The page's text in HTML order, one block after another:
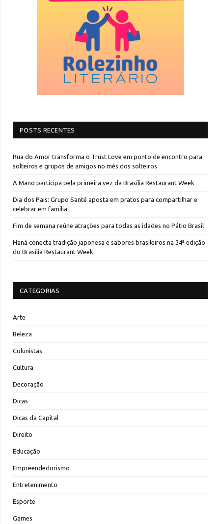
POSTS RECENTES
Rua do Amor transforma o Trust Love em ponto de encontro para
solteiros e grupos de amigos no mês dos solteiros
A Mano participa pela primeira vez da Brasília Restaurant Week
Dia dos Pais: Grupo Santé aposta em pratos para compartilhar e
celebrar em família
Fim de semana reúne atrações para todas as idades no Pátio Brasil
Haná conecta tradição japonesa e sabores brasileiros na 34ª edição
do Brasília Restaurant Week
CATEGORIAS
Arte
Beleza
Colunistas
Cultura
Decoração
Dicas
Dicas da Capital
Direito
Educação
Empreendedorismo
Entretenimento
Esporte
Games